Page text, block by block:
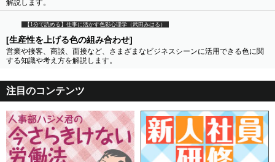
解説します。
【1分で読める】仕事に活かす色彩心理学（武田みはる）
[生産性を上げる色の組み合わせ]
営業や接客、商談、面接など、さまざまなビジネスシーンに活用できる色に関
する知識や考え方を解説します。
注目のコンテンツ